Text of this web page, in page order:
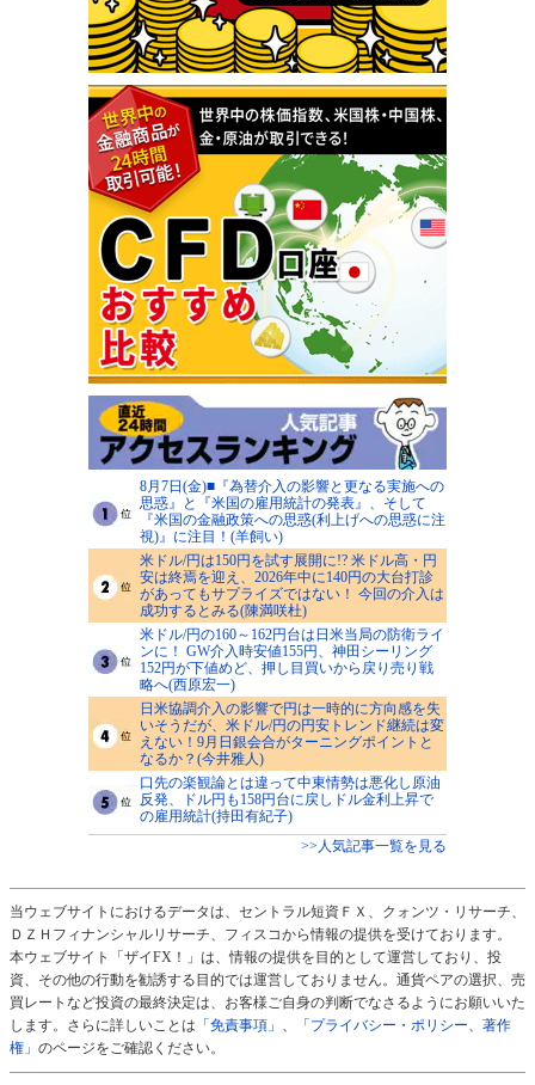
8月7日(金)■『為替介入の影響と更なる実施への
思惑』と『米国の雇用統計の発表』、そして
『米国の金融政策への思惑(利上げへの思惑に注
視)』に注目！(羊飼い)
米ドル/円は150円を試す展開に!? 米ドル高・円
安は終焉を迎え、2026年中に140円の大台打診
があってもサプライズではない！ 今回の介入は
成功するとみる(陳満咲杜)
米ドル/円の160～162円台は日米当局の防衛ライ
ンに！ GW介入時安値155円、神田シーリング
152円が下値めど、押し目買いから戻り売り戦
略へ(西原宏一)
日米協調介入の影響で円は一時的に方向感を失
いそうだが、米ドル/円の円安トレンド継続は変
えない！9月日銀会合がターニングポイントと
なるか？(今井雅人)
口先の楽観論とは違って中東情勢は悪化し原油
反発、ドル円も158円台に戻しドル金利上昇で
の雇用統計(持田有紀子)
>>人気記事一覧を見る
当ウェブサイトにおけるデータは、セントラル短資ＦＸ、クォンツ・リサーチ、
ＤＺＨフィナンシャルリサーチ、フィスコから情報の提供を受けております。
本ウェブサイト「ザイFX！」は、情報の提供を目的として運営しており、投
資、その他の行動を勧誘する目的では運営しておりません。通貨ペアの選択、売
買レートなど投資の最終決定は、お客様ご自身の判断でなさるようにお願いいた
します。さらに詳しいことは 「免責事項」
「プライバシー・ポリシー、著作
権」 のページをご確認ください。